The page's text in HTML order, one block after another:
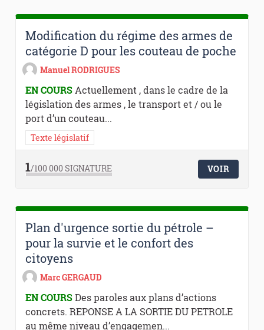
Modification du régime des armes de
catégorie D pour les couteau de poche
Manuel RODRIGUES
EN COURSActuellement , dans le cadre de la
législation des armes , le transport et / ou le
port d’un couteau...
Texte législatif
1/100 000SIGNATURE VOIR
Plan d'urgence sortie du pétrole –
pour la survie et le confort des
citoyens
Marc GERGAUD
EN COURSDes paroles aux plans d’actions
concrets. REPONSE A LA SORTIE DU PETROLE
au même niveau d’engagemen...